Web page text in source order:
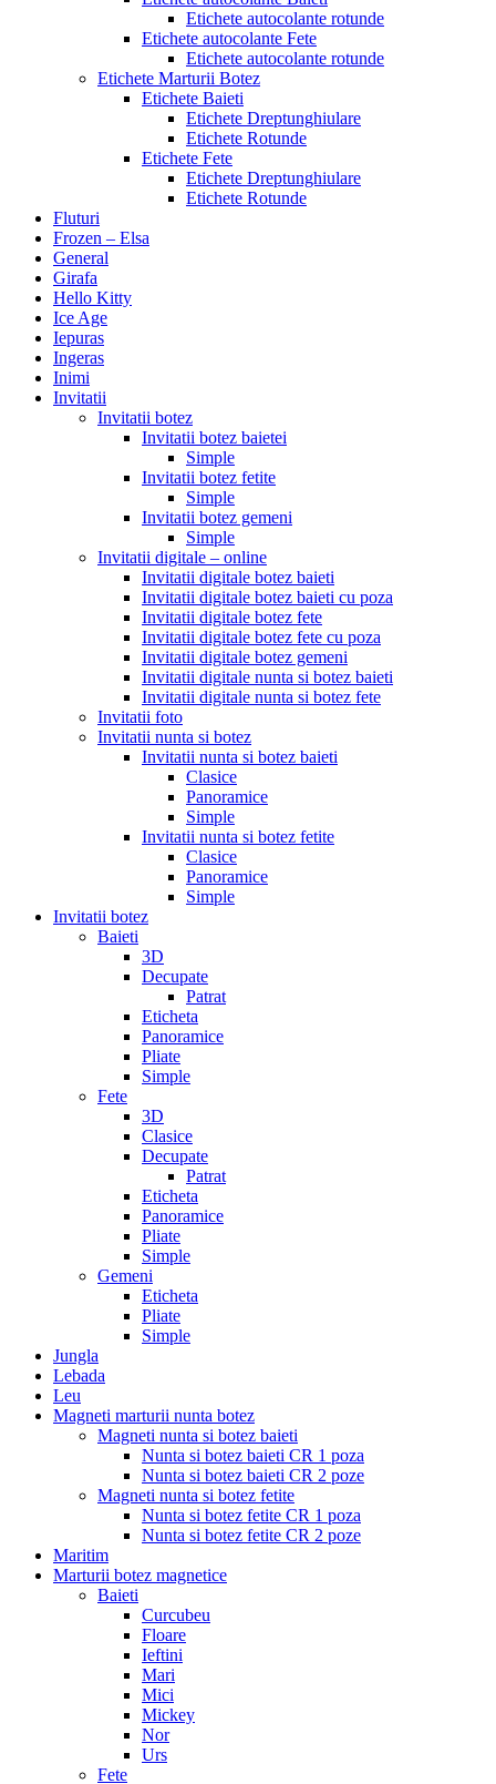
Etichete autocolante rotunde
Etichete autocolante Fete
Etichete autocolante rotunde
Etichete Marturii Botez
Etichete Baieti
Etichete Dreptunghiulare
Etichete Rotunde
Etichete Fete
Etichete Dreptunghiulare
Etichete Rotunde
Fluturi
Frozen – Elsa
General
Girafa
Hello Kitty
Ice Age
Iepuras
Ingeras
Inimi
Invitatii
Invitatii botez
Invitatii botez baietei
Simple
Invitatii botez fetite
Simple
Invitatii botez gemeni
Simple
Invitatii digitale – online
Invitatii digitale botez baieti
Invitatii digitale botez baieti cu poza
Invitatii digitale botez fete
Invitatii digitale botez fete cu poza
Invitatii digitale botez gemeni
Invitatii digitale nunta si botez baieti
Invitatii digitale nunta si botez fete
Invitatii foto
Invitatii nunta si botez
Invitatii nunta si botez baieti
Clasice
Panoramice
Simple
Invitatii nunta si botez fetite
Clasice
Panoramice
Simple
Invitatii botez
Baieti
3D
Decupate
Patrat
Eticheta
Panoramice
Pliate
Simple
Fete
3D
Clasice
Decupate
Patrat
Eticheta
Panoramice
Pliate
Simple
Gemeni
Eticheta
Pliate
Simple
Jungla
Lebada
Leu
Magneti marturii nunta botez
Magneti nunta si botez baieti
Nunta si botez baieti CR 1 poza
Nunta si botez baieti CR 2 poze
Magneti nunta si botez fetite
Nunta si botez fetite CR 1 poza
Nunta si botez fetite CR 2 poze
Maritim
Marturii botez magnetice
Baieti
Curcubeu
Floare
Ieftini
Mari
Mici
Mickey
Nor
Urs
Fete